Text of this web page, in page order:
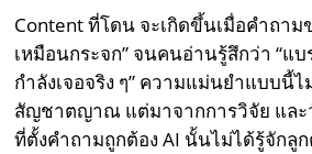
Content ที่โดน จะเกิดขึ้นเมื่อคำถา
เหมือนกระจก” จนคนอ่านรู้สึกว่า “แ
กำลังเจอจริง ๆ” ความแม่นยำแบบนี้
สัญชาตญาณ แต่มาจากการวิจัย แล
ที่ตั้งคำถามถูกต้อง AI นั้นไม่ได้รู้จักลู